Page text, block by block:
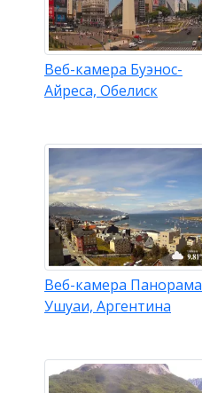
Веб-камера Буэнос-
Айреса, Обелиск
Веб-камера Панорама
Ушуаи, Аргентина